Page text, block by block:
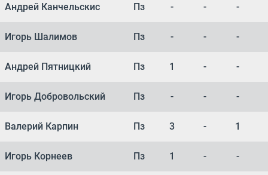
Андрей Канчельскис Пз - - -
Игорь Шалимов Пз - - -
Андрей Пятницкий Пз 1 - -
Игорь Добровольский Пз - - -
Валерий Карпин Пз 3 - 1
Игорь Корнеев Пз 1 - -